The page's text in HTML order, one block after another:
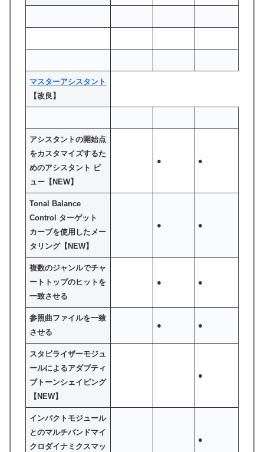
マスターアシスタント
【改良】
アシスタントの開始点
をカスタマイズするた
めのアシスタント ビ
ュー【NEW】
● ●
Tonal Balance
Control ターゲット
カーブを使用したメー
タリング【NEW】
● ●
複数のジャンルでチャ
ートトップのヒットを
一致させる
● ●
参照曲ファイルを一致
させる
● ●
スタビライザーモジュ
ールによるアダプティ
ブトーンシェイピング
【NEW】
●
インパクトモジュール
とのマルチバンドマイ
クロダイナミクスマッ
●